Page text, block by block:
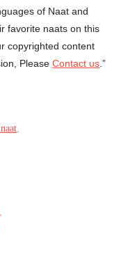
of Naat and
favorite naats on this
copyrighted content
PleaseContact us .”
,
,